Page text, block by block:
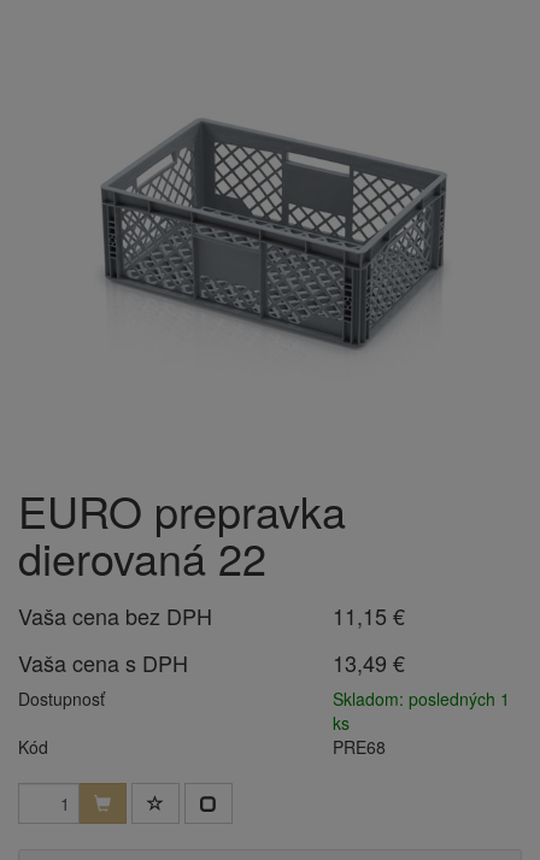
EURO prepravka
dierovaná 22
Vaša cena bez DPH
11,15 €
Vaša cena s DPH
13,49 €
Dostupnosť
Skladom: posledných 1
ks
Kód
PRE68